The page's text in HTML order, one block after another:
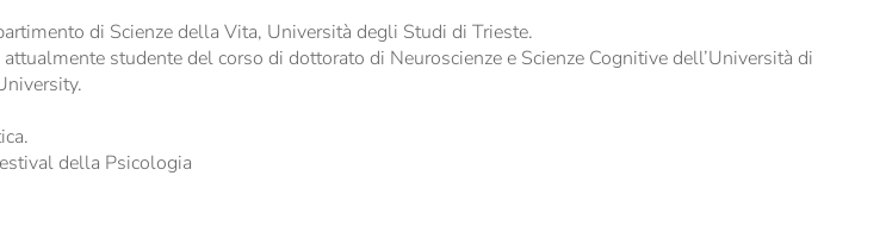
di Scienze della Vita, Università degli Studi di Trieste.
studente del corso di dottorato di Neuroscienze e Scienze Cognitive dell’Università di
della Psicologia